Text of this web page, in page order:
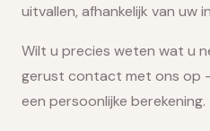
uitvallen, afhankelijk van uw
Wilt u precies weten wat u
gerust contact met ons op
een persoonlijke berekening.